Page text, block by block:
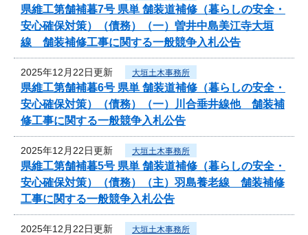
県維工第舗補暮7号 県単 舗装道補修（暮らしの安全・
安心確保対策）（債務）（一）曽井中島美江寺大垣
線 舗装補修工事に関する一般競争入札公告
2025年12月22日更新 大垣土木事務所
県維工第舗補暮6号 県単 舗装道補修（暮らしの安全・
安心確保対策）（債務）（一）川合垂井線他 舗装補
修工事に関する一般競争入札公告
2025年12月22日更新 大垣土木事務所
県維工第舗補暮5号 県単 舗装道補修（暮らしの安全・
安心確保対策）（債務）（主）羽島養老線 舗装補修
工事に関する一般競争入札公告
2025年12月22日更新 大垣土木事務所